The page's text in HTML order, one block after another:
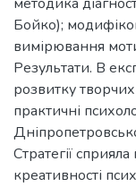
Бойко);
вимірювання
Результати. В
розвитку
практичні
Стратегії
креативності